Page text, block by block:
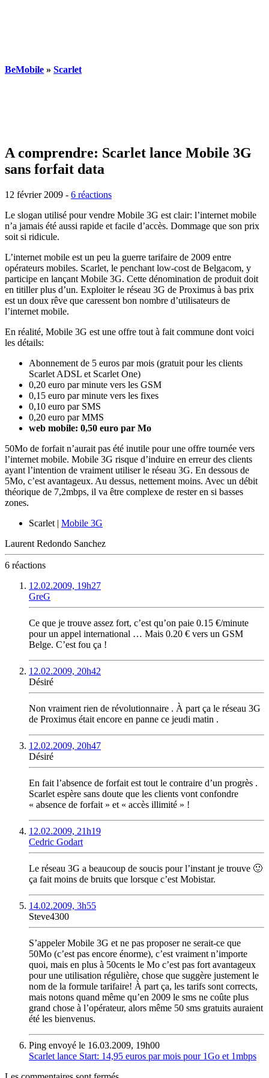
BeMobile » Scarlet
A comprendre: Scarlet lance Mobile 3G
sans forfait data
12 février 2009 - 6 réactions
Le slogan utilisé pour vendre Mobile 3G est clair: l’internet mobile
n’a jamais été aussi rapide et facile d’accès. Dommage que son prix
soit si ridicule.
L’internet mobile est un peu la guerre tarifaire de 2009 entre
opérateurs mobiles. Scarlet, le penchant low-cost de Belgacom, y
participe en lançant Mobile 3G. Cette dénomination de produit doit
en titiller plus d’un. Exploiter le réseau 3G de Proximus à bas prix
est un doux rêve que caressent bon nombre d’utilisateurs de
l’internet mobile.
En réalité, Mobile 3G est une offre tout à fait commune dont voici
les détails:
Abonnement de 5 euros par mois (gratuit pour les clients
Scarlet ADSL et Scarlet One)
0,20 euro par minute vers les GSM
0,15 euro par minute vers les fixes
0,10 euro par SMS
0,20 euro par MMS
web mobile: 0,50 euro par Mo
50Mo de forfait n’aurait pas été inutile pour une offre tournée vers
l’internet mobile. Mobile 3G risque d’induire en erreur des clients
ayant l’intention de vraiment utiliser le réseau 3G. En dessous de
5Mo, c’est avantageux. Au dessus, nettement moins. Avec un débit
théorique de 7,2mbps, il va être complexe de rester en si basses
zones.
Scarlet | Mobile 3G
Laurent Redondo Sanchez
6 réactions
12.02.2009, 19h27
GreG
Ce que je trouve assez fort, c’est qu’on paie 0.15 €/minute
pour un appel international … Mais 0.20 € vers un GSM
Belge. C’est fou ça !
12.02.2009, 20h42
Désiré
Non vraiment rien de révolutionnaire . À part ça le réseau 3G
de Proximus était encore en panne ce jeudi matin .
12.02.2009, 20h47
Désiré
En fait l’absence de forfait est tout le contraire d’un progrès .
Scarlet espère sans doute que les clients vont confondre
« absence de forfait » et « accès illimité » !
12.02.2009, 21h19
Cedric Godart
Le réseau 3G a beaucoup de soucis pour l’instant je trouve 🙂
ça fait moins de bruits que lorsque c’est Mobistar.
14.02.2009, 3h55
Steve4300
S’appeler Mobile 3G et ne pas proposer ne serait-ce que
50Mo (c’est pas encore énorme), c’est vraiment n’importe
quoi, mais en plus à 50cents le Mo c’est pas fort avantageux
pour une utilisation régulière, chose que suggère justement le
nom de la formule tarifaire! À part ça, les tarifs sont corrects,
mais notons quand même qu’en 2009 le sms ne coûte plus
grand chose à l’opérateur, alors même 50 sms gratuits auraient
été les bienvenus.
Ping envoyé le 16.03.2009, 19h00
Scarlet lance Start: 14,95 euros par mois pour 1Go et 1mbps